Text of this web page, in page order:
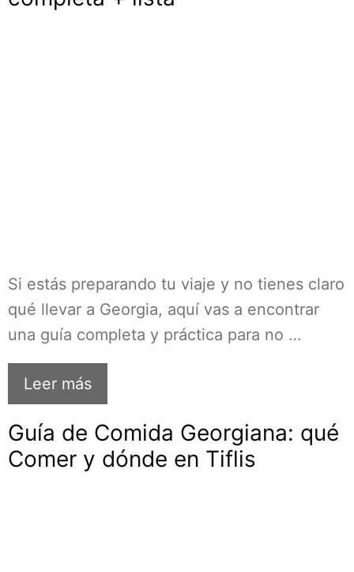
Si estás preparando tu viaje y no tienes claro
qué llevar a Georgia, aquí vas a encontrar
una guía completa y práctica para no …
Leer más
Guía de Comida Georgiana: qué
Comer y dónde en Tiflis